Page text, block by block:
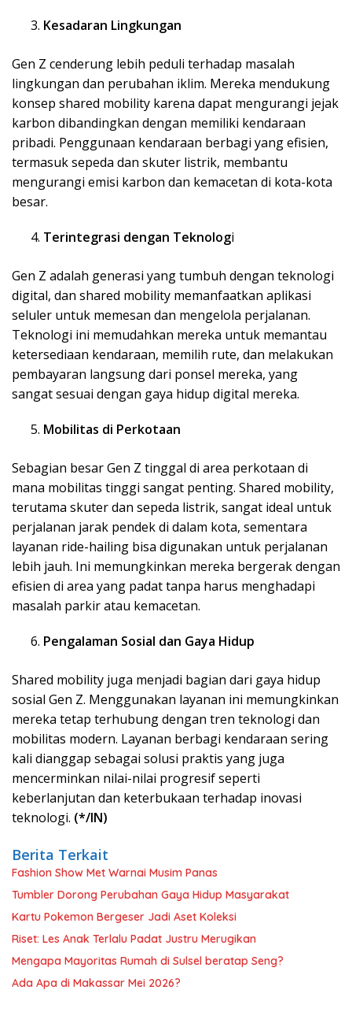
Kesadaran Lingkungan
Gen Z cenderung lebih peduli terhadap masalah
lingkungan dan perubahan iklim. Mereka mendukung
konsep shared mobility karena dapat mengurangi jejak
karbon dibandingkan dengan memiliki kendaraan
pribadi. Penggunaan kendaraan berbagi yang efisien,
termasuk sepeda dan skuter listrik, membantu
mengurangi emisi karbon dan kemacetan di kota-kota
besar.
Terintegrasi dengan Teknologi
Gen Z adalah generasi yang tumbuh dengan teknologi
digital, dan shared mobility memanfaatkan aplikasi
seluler untuk memesan dan mengelola perjalanan.
Teknologi ini memudahkan mereka untuk memantau
ketersediaan kendaraan, memilih rute, dan melakukan
pembayaran langsung dari ponsel mereka, yang
sangat sesuai dengan gaya hidup digital mereka.
Mobilitas di Perkotaan
Sebagian besar Gen Z tinggal di area perkotaan di
mana mobilitas tinggi sangat penting. Shared mobility,
terutama skuter dan sepeda listrik, sangat ideal untuk
perjalanan jarak pendek di dalam kota, sementara
layanan ride-hailing bisa digunakan untuk perjalanan
lebih jauh. Ini memungkinkan mereka bergerak dengan
efisien di area yang padat tanpa harus menghadapi
masalah parkir atau kemacetan.
Pengalaman Sosial dan Gaya Hidup
Shared mobility juga menjadi bagian dari gaya hidup
sosial Gen Z. Menggunakan layanan ini memungkinkan
mereka tetap terhubung dengan tren teknologi dan
mobilitas modern. Layanan berbagi kendaraan sering
kali dianggap sebagai solusi praktis yang juga
mencerminkan nilai-nilai progresif seperti
keberlanjutan dan keterbukaan terhadap inovasi
teknologi. (*/IN)
Berita Terkait
Fashion Show Met Warnai Musim Panas
Tumbler Dorong Perubahan Gaya Hidup Masyarakat
Kartu Pokemon Bergeser Jadi Aset Koleksi
Riset: Les Anak Terlalu Padat Justru Merugikan
Mengapa Mayoritas Rumah di Sulsel beratap Seng?
Ada Apa di Makassar Mei 2026?